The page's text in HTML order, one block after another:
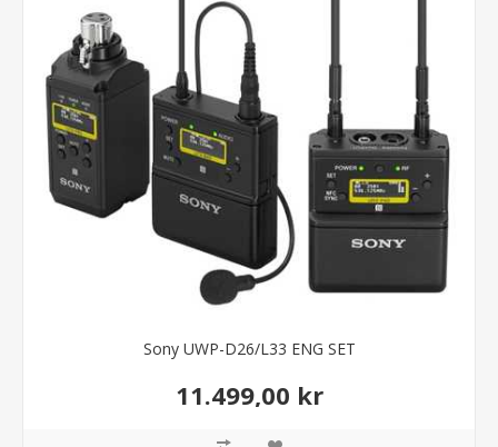
Sony UWP-D26/L33 ENG SET
11.499,00 kr